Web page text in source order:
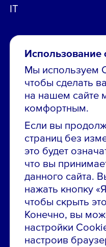
Мы используем
чтобы сделать
на нашем сайте
комфортным.
Если вы
страниц без
это будет
что вы
данного сайта.
нажать кнопку
чтобы скрыть
Конечно, вы
настройки
настроив
Остались вопросы
Звони в контакт-
8 800 700-19-43
IT
Сообщить об ошибке на
ПАО «ГМК
Использование
без согласования
Российская Федерация,
Красногвардейский
Политика